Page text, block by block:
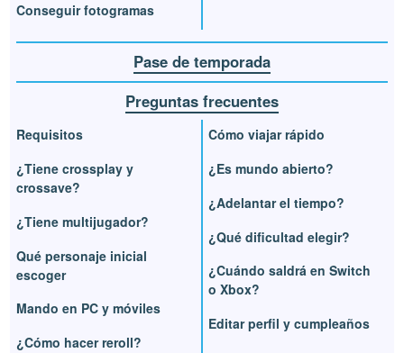
Conseguir fotogramas
Pase de temporada
Preguntas frecuentes
Requisitos
¿Tiene crossplay y
crossave?
¿Tiene multijugador?
Qué personaje inicial
escoger
Mando en PC y móviles
¿Cómo hacer reroll?
Cómo viajar rápido
¿Es mundo abierto?
¿Adelantar el tiempo?
¿Qué dificultad elegir?
¿Cuándo saldrá en Switch
o Xbox?
Editar perfil y cumpleaños